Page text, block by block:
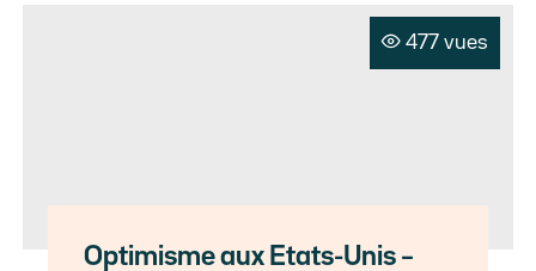
477 vues
Optimisme aux Etats-Unis –